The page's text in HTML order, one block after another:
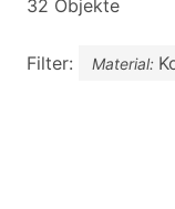
32 Objekte
Filter: Material: